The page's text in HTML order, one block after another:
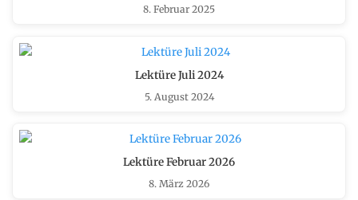
8. Februar 2025
Lektüre Juli 2024
5. August 2024
Lektüre Februar 2026
8. März 2026